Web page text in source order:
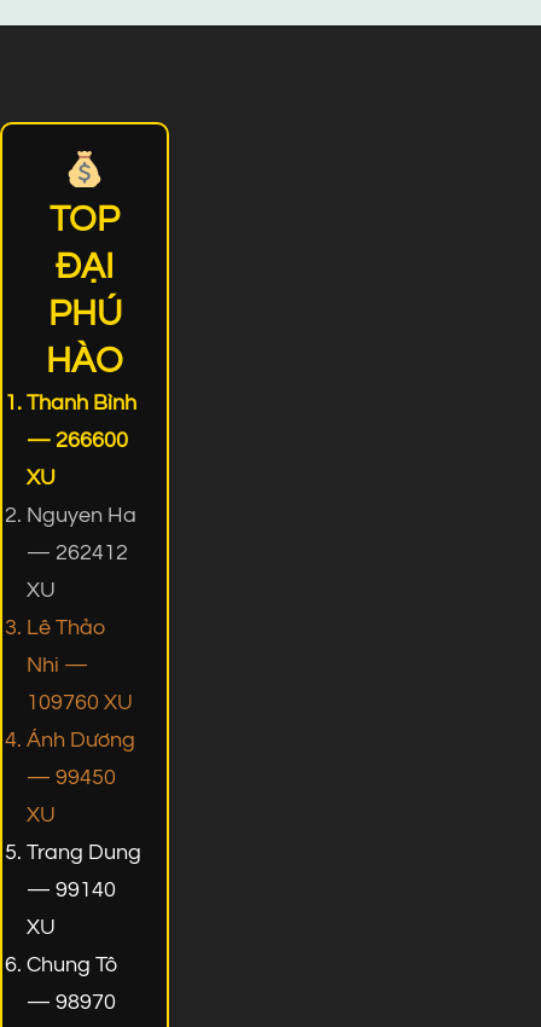
TOP
ĐẠI
PHÚ
HÀO
Thanh Bình
— 266600
XU
Nguyen Ha
— 262412
XU
Lê Thảo
Nhi —
109760 XU
Ánh Dương
— 99450
XU
Trang Dung
— 99140
XU
Chung Tô
— 98970